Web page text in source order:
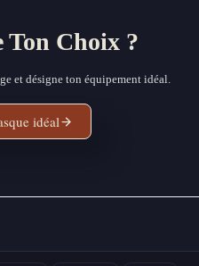
Ton Choix ?
et désigne ton équipement idéal.
idéal